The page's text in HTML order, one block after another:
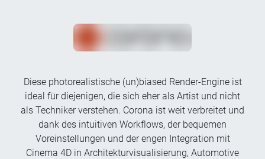
Diese photorealistische (un)biased Render-Engine ist
ideal für diejenigen, die sich eher als Artist und nicht
als Techniker verstehen. Corona ist weit verbreitet und
dank des intuitiven Workflows, der bequemen
Voreinstellungen und der engen Integration mit
Cinema 4D in Architekturvisualisierung, Automotive